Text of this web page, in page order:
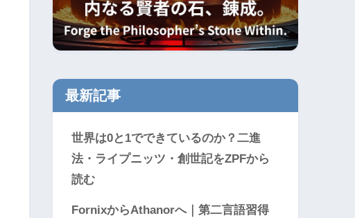
最新記事
世界は0と1でできているのか？二進
法・ライプニッツ・創世記をZPFから
読む
FornixからAthanorへ｜第二言語習得